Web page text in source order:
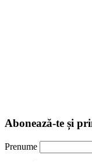
Abonează-te și
Prenume